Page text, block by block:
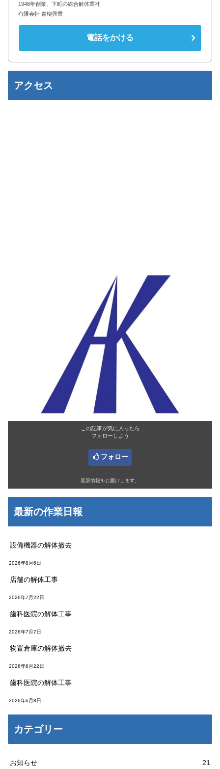
1948年創業、下町の総合解体業社
有限会社 青柳興業
電話をかける
アクセス
この記事が気に入ったら
フォローしよう
フォロー
最新情報をお届けします。
最新の作業日報
設備機器の解体撤去
2026年8月6日
店舗の解体工事
2026年7月22日
歯科医院の解体工事
2026年7月7日
物置倉庫の解体撤去
2026年6月22日
歯科医院の解体工事
2026年6月8日
カテゴリー
お知らせ 21